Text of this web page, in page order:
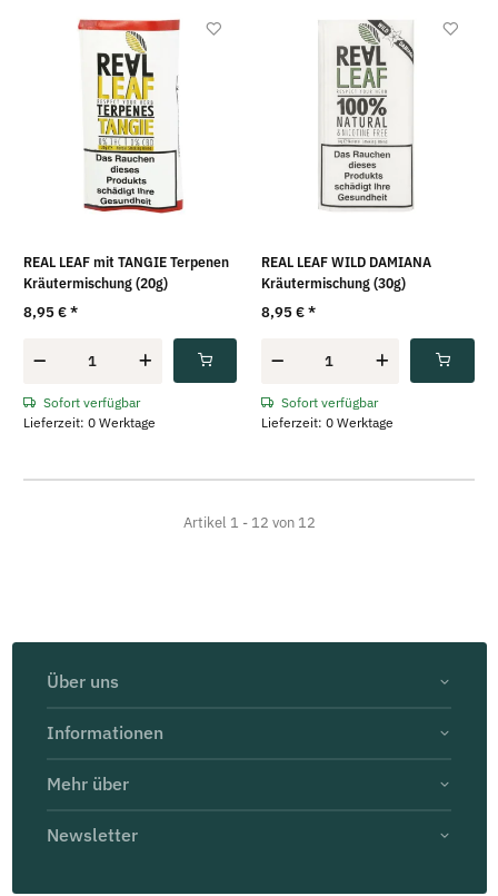
REAL LEAF mit TANGIE Terpenen
Kräutermischung (20g)
8,95 €*
Sofort verfügbar
Lieferzeit: 0 Werktage
REAL LEAF WILD DAMIANA
Kräutermischung (30g)
8,95 €*
Sofort verfügbar
Lieferzeit: 0 Werktage
Artikel 1 - 12 von 12
Über uns
Informationen
Mehr über
Newsletter